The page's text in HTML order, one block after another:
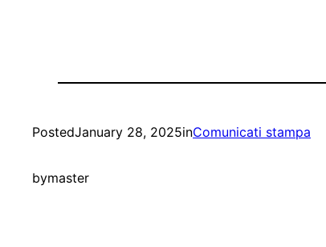
PostedJanuary 28, 2025inComunicati stampa
bymaster